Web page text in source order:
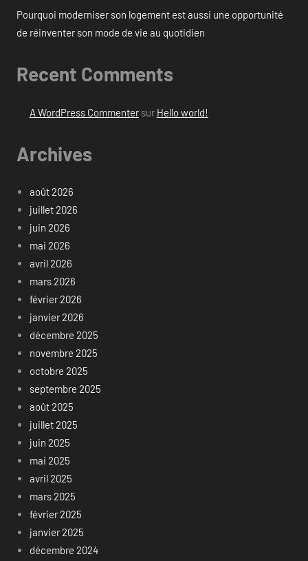
Pourquoi moderniser son logement est aussi une opportunité
de réinventer son mode de vie au quotidien
Recent Comments
A WordPress Commentersur Hello world!
Archives
août 2026
juillet 2026
juin 2026
mai 2026
avril 2026
mars 2026
février 2026
janvier 2026
décembre 2025
novembre 2025
octobre 2025
septembre 2025
août 2025
juillet 2025
juin 2025
mai 2025
avril 2025
mars 2025
février 2025
janvier 2025
décembre 2024